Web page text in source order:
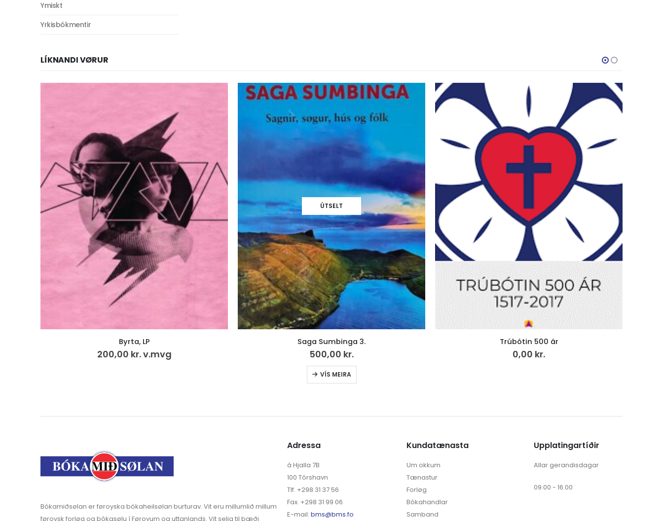
Ymiskt
Yrkisbókmentir
LÍKNANDI VØRUR
ÚTSELT
Saga Sumbinga 3.
500,00kr.
Trúbótin 500 ár
0,00kr.
Hjartasláttur, LP
199,00kr. v.mvg
Bókamiðsølan er føroyska bókaheilsølan burturav. Vit eru millumlið millum
føroysk forløg og bókasølu í Føroyum og uttanlands. Vit selja til bæði
Adressa
á Hjalla 7B
100 Tórshavn
Tlf. +298 31 37 56
Fax. +298 31 99 06
E-mail: bms@bms.fo
Kundatænasta
Um okkum
Tænastur
Forløg
Bókahandlar
Samband
Upplatingartíðir
Allar gerandisdagar
09.00 - 16.00